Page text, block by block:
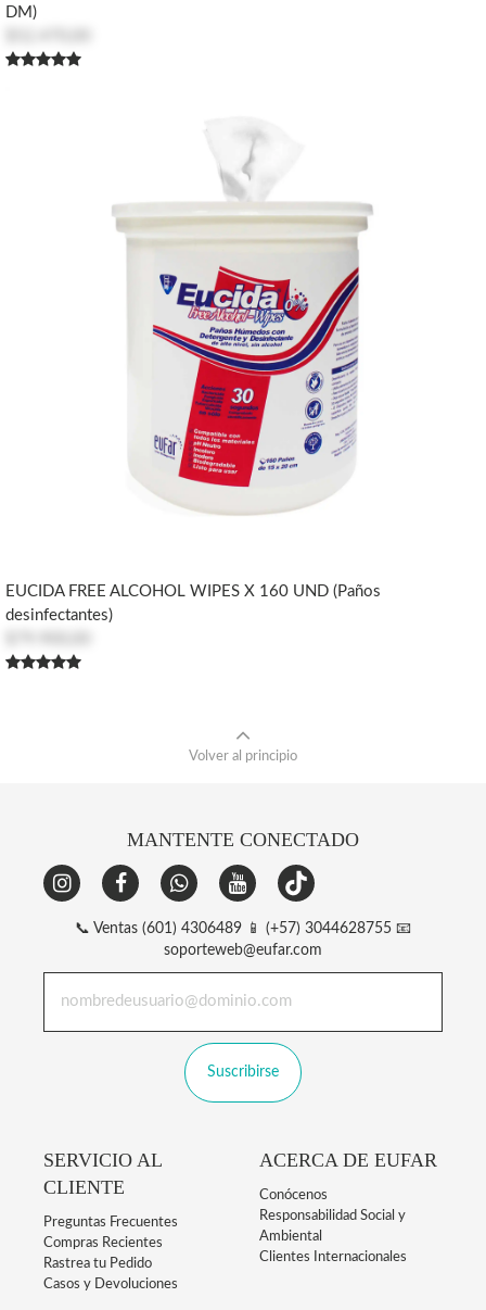
DM)
EUCIDA FREE ALCOHOL WIPES X 160 UND (Paños
desinfectantes)
Volver al principio
MANTENTE CONECTADO
📞 Ventas (601) 4306489 📱 (+57) 3044628755 📧
soporteweb@eufar.com
Suscribirse
SERVICIO AL
CLIENTE
Preguntas Frecuentes
Compras Recientes
Rastrea tu Pedido
Casos y Devoluciones
ACERCA DE EUFAR
Conócenos
Responsabilidad Social y
Ambiental
Clientes Internacionales